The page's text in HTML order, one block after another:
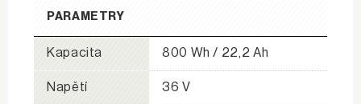
PARAMETRY
Kapacita 800 Wh / 22,2 Ah
Napětí 36 V